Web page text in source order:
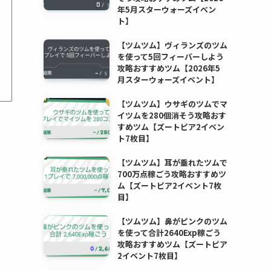
年5月スターウォーズイベン
ト】
【ツムツム】ヴィランズのツム
を使って5回フィーバーしよう
攻略おすすめツム【2026年5
月スターウォーズイベント】
【ツムツム】ウサギのツムでマ
イツムを280個消そう攻略おす
すめツム【ズートピア2イベン
ト7枚目】
【ツムツム】耳が垂れたツムで
700万点稼ごう攻略おすすめツ
ム【ズートピア2イベント7枚
目】
【ツムツム】鼻がピンクのツム
を使って合計2640Exp稼ごう
攻略おすすめツム【ズートピア
2イベント7枚目】